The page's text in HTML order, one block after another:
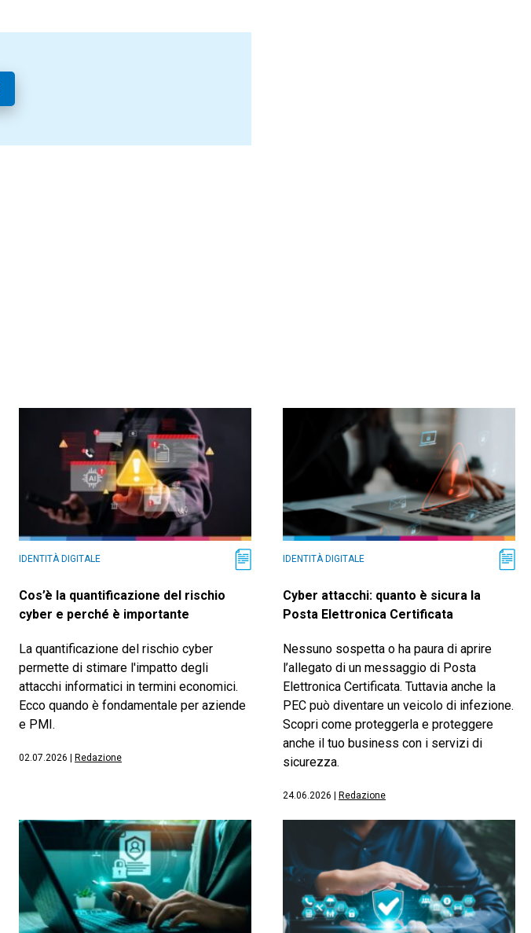
IDENTITÀ DIGITALE
Cos’è la quantificazione del rischio
cyber e perché è importante
La quantificazione del rischio cyber
permette di stimare l'impatto degli
attacchi informatici in termini economici.
Ecco quando è fondamentale per aziende
e PMI.
02.07.2026 Redazione
IDENTITÀ DIGITALE
Cyber attacchi: quanto è sicura la
Posta Elettronica Certificata
Nessuno sospetta o ha paura di aprire
l’allegato di un messaggio di Posta
Elettronica Certificata. Tuttavia anche la
PEC può diventare un veicolo di infezione.
Scopri come proteggerla e proteggere
anche il tuo business con i servizi di
sicurezza.
24.06.2026 Redazione